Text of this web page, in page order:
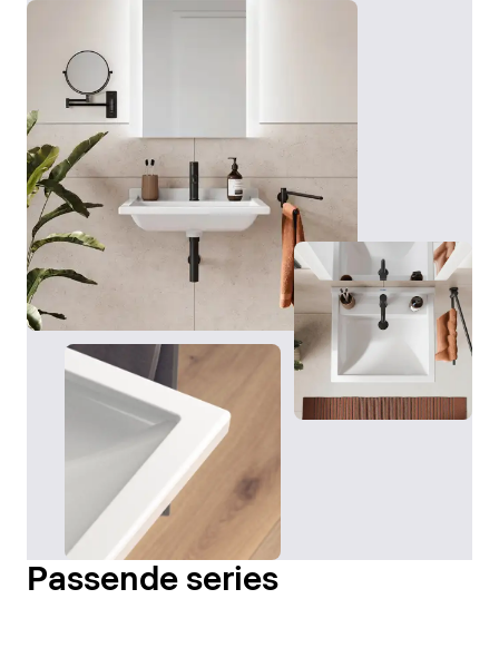
Passende series